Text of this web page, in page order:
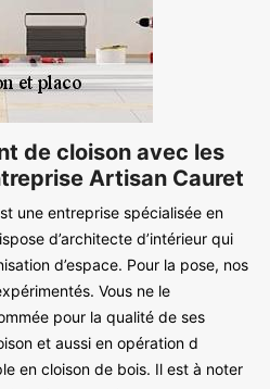
de cloison avec les
Artisan Cauret
une entreprise spécialisée en
d’architecte d’intérieur qui
d’espace. Pour la pose, nos
Vous ne le
pour la qualité de ses
et aussi en opération d
en cloison de bois. Il est à noter